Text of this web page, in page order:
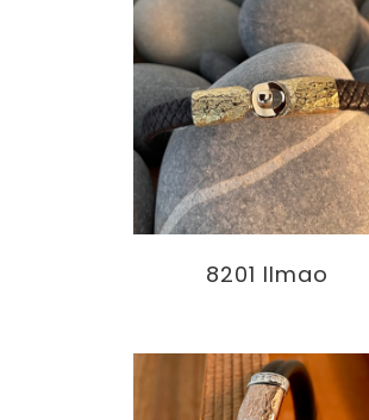
8201 Ilmao